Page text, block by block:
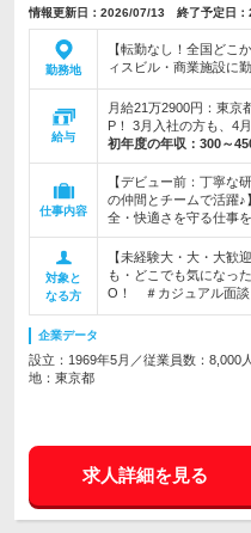
情報更新日：2026/07/13 終了予定日
勤務地
【転勤なし！全国どこ
ィスビル・商業施設に
給与
月給21万2900円：東
P！ 3月入社の方も、4
初年度の年収： 300～
仕事内容
【デビュー前：丁寧な
の仲間とチームで活躍
全・快適さを守る仕事を
対象と
なる方
【未経験大・大・大歓
も・どこでも気になっ
O！ ＃カジュアル面談
企業データ
設立：1969年5月／従業員数：8,000
地：東京都
求人詳細を見る